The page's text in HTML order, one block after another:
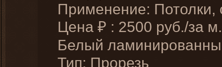
Применение: Потолки,
Цена ₽ : 2500 руб./за
Белый
Тип: Прорезь